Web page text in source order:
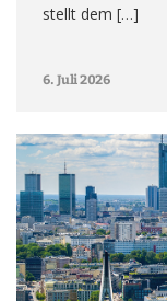
stellt dem […]
6. Juli 2026